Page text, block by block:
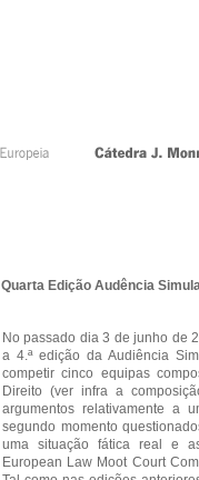
Quarta Edição Audência
No passado dia 3 de junho de
a 4.ª edição da Audiência
competir cinco equipas
Direito (ver infra a
argumentos relativamente a
segundo momento
uma situação fática real e
European Law Moot Court